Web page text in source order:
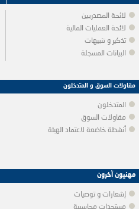
لائحة المصدريين
لائحة العمليات المالية
تذكير و تنبيهات
البيانات المسجلة
مقاولات السوق و المتدخلون
المتدخلون
مقاولات السوق
أنشطة خاضعة لاعتماد الهيئة
مهنيون آخرون
إشعارات و توصيات
مستجدات محاسبية